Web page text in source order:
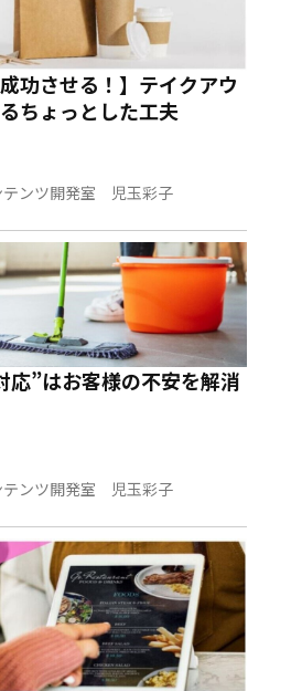
功させる！】テイクアウ
ちょっとした工夫
テンツ開発室 児玉彩子
応”はお客様の不安を解消
テンツ開発室 児玉彩子